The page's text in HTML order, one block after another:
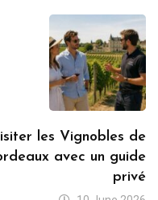
les Vignobles de
avec un guide
privé